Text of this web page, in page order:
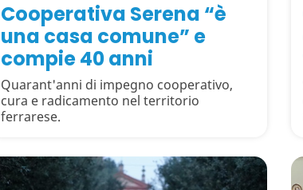
Cooperativa Serena “è
una casa comune” e
compie 40 anni
Quarant'anni di impegno cooperativo,
cura e radicamento nel territorio
ferrarese.